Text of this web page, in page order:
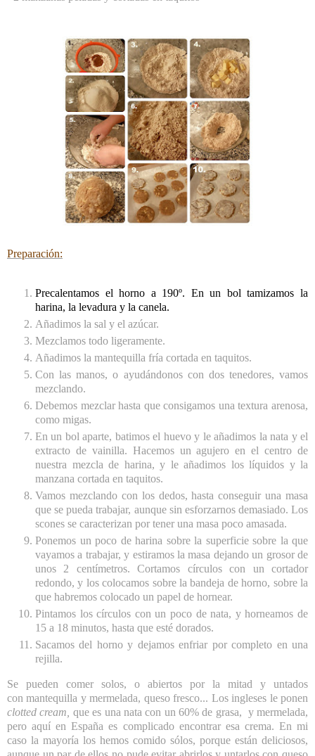
Preparación:
Precalentamos el horno a 190º. En un bol tamizamos la
harina, la levadura y la canela.
Añadimos la sal y el azúcar.
Mezclamos todo ligeramente.
Añadimos la mantequilla fría cortada en taquitos.
Con las manos, o ayudándonos con dos tenedores, vamos
mezclando.
Debemos mezclar hasta que consigamos una textura arenosa,
como migas.
En un bol aparte, batimos el huevo y le añadimos la nata y el
extracto de vainilla. Hacemos un agujero en el centro de
nuestra mezcla de harina, y le añadimos los líquidos y la
manzana cortada en taquitos.
Vamos mezclando con los dedos, hasta conseguir una masa
que se pueda trabajar, aunque sin esforzarnos demasiado. Los
scones se caracterizan por tener una masa poco amasada.
Ponemos un poco de harina sobre la superficie sobre la que
vayamos a trabajar, y estiramos la masa dejando un grosor de
unos 2 centímetros. Cortamos círculos con un cortador
redondo, y los colocamos sobre la bandeja de horno, sobre la
que habremos colocado un papel de hornear.
Pintamos los círculos con un poco de nata, y horneamos de
15 a 18 minutos, hasta que esté dorados.
Sacamos del horno y dejamos enfriar por completo en una
rejilla.
Se pueden comer solos, o abiertos por la mitad y untados
con mantequilla y mermelada, queso fresco... Los ingleses le ponen
clotted cream, que es una nata con un 60% de grasa, y mermelada,
pero aquí en España es complicado encontrar esa crema. En mi
caso la mayoría los hemos comido sólos, porque están deliciosos,